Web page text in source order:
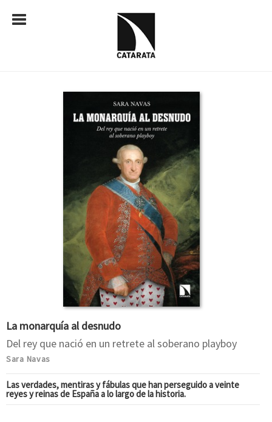
La monarquía al desnudo
Del rey que nació en un retrete al soberano playboy
Sara Navas
Las verdades, mentiras y fábulas que han perseguido a veinte
reyes y reinas de España a lo largo de la historia.